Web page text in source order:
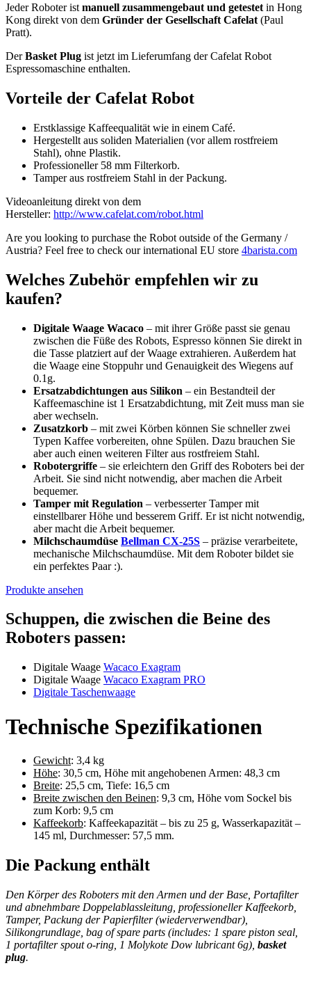
Jeder Roboter ist manuell zusammengebaut und getestet in Hong
Kong direkt von dem Gründer der Gesellschaft Cafelat (Paul
Pratt).
DerBasket Plug ist jetzt im Lieferumfang der Cafelat Robot
Espressomaschine enthalten.
Vorteile der Cafelat Robot
Erstklassige Kaffeequalität wie in einem Café.
Hergestellt aus soliden Materialien (vor allem rostfreiem
Stahl), ohne Plastik.
Professioneller 58 mm Filterkorb.
Tamper aus rostfreiem Stahl in der Packung.
Videoanleitung direkt von dem
Hersteller: http://www.cafelat.com/robot.html
Are you looking to purchase the Robot outside of the Germany /
Austria? Feel free to check our international EU store 4barista.com
Welches Zubehör empfehlen wir zu
kaufen?
Digitale Waage Wacaco – mit ihrer Größe passt sie genau
zwischen die Füße des Robots, Espresso können Sie direkt in
die Tasse platziert auf der Waage extrahieren. Außerdem hat
die Waage eine Stoppuhr und Genauigkeit des Wiegens auf
0.1g.
Ersatzabdichtungen aus Silikon – ein Bestandteil der
Kaffeemaschine ist 1 Ersatzabdichtung, mit Zeit muss man sie
aber wechseln.
Zusatzkorb – mit zwei Körben können Sie schneller zwei
Typen Kaffee vorbereiten, ohne Spülen. Dazu brauchen Sie
aber auch einen weiteren Filter aus rostfreiem Stahl.
Robotergriffe – sie erleichtern den Griff des Roboters bei der
Arbeit. Sie sind nicht notwendig, aber machen die Arbeit
bequemer.
Tamper mit Regulation – verbesserter Tamper mit
einstellbarer Höhe und besserem Griff. Er ist nicht notwendig,
aber macht die Arbeit bequemer.
Milchschaumdüse Bellman CX-25S – präzise verarbeitete,
mechanische Milchschaumdüse. Mit dem Roboter bildet sie
ein perfektes Paar :).
Produkte ansehen
Schuppen, die zwischen die Beine des
Roboters passen:
Digitale Waage Wacaco Exagram
Digitale Waage Wacaco Exagram PRO
Digitale Taschenwaage
Technische Spezifikationen
Gewicht: 3,4 kg
Höhe: 30,5 cm, Höhe mit angehobenen Armen: 48,3 cm
Breite: 25,5 cm, Tiefe: 16,5 cm
Breite zwischen den Beinen: 9,3 cm, Höhe vom Sockel bis
zum Korb: 9,5 cm
Kaffeekorb: Kaffeekapazität – bis zu 25 g, Wasserkapazität –
145 ml, Durchmesser: 57,5 mm.
Die Packung enthält
Den Körper des Roboters mit den Armen und der Base, Portafilter
und abnehmbare Doppelablassleitung, professioneller Kaffeekorb,
Tamper, Packung der Papierfilter (wiederverwendbar),
Silikongrundlage, bag of spare parts (includes: 1 spare piston seal,
1 portafilter spout o-ring, 1 Molykote Dow lubricant 6g), basket
plug.